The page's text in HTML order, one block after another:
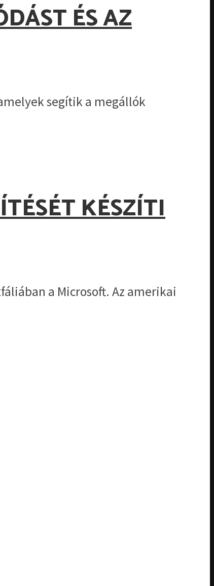
ÉS AZ
segítik a megállók
KÉSZÍTI
a Microsoft. Az amerikai